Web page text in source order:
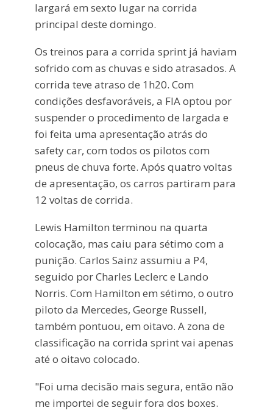
largará em sexto lugar na corrida
principal deste domingo.
Os treinos para a corrida sprint já haviam
sofrido com as chuvas e sido atrasados. A
corrida teve atraso de 1h20. Com
condições desfavoráveis, a FIA optou por
suspender o procedimento de largada e
foi feita uma apresentação atrás do
safety car, com todos os pilotos com
pneus de chuva forte. Após quatro voltas
de apresentação, os carros partiram para
12 voltas de corrida.
Lewis Hamilton terminou na quarta
colocação, mas caiu para sétimo com a
punição. Carlos Sainz assumiu a P4,
seguido por Charles Leclerc e Lando
Norris. Com Hamilton em sétimo, o outro
piloto da Mercedes, George Russell,
também pontuou, em oitavo. A zona de
classificação na corrida sprint vai apenas
até o oitavo colocado.
"Foi uma decisão mais segura, então não
me importei de seguir fora dos boxes.